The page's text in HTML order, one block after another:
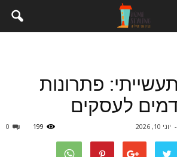
תעשייתי: פתרונות
לעסקים
- יוני 10, 2026 0 199